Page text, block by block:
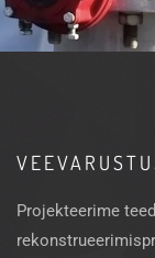
Projekteerime